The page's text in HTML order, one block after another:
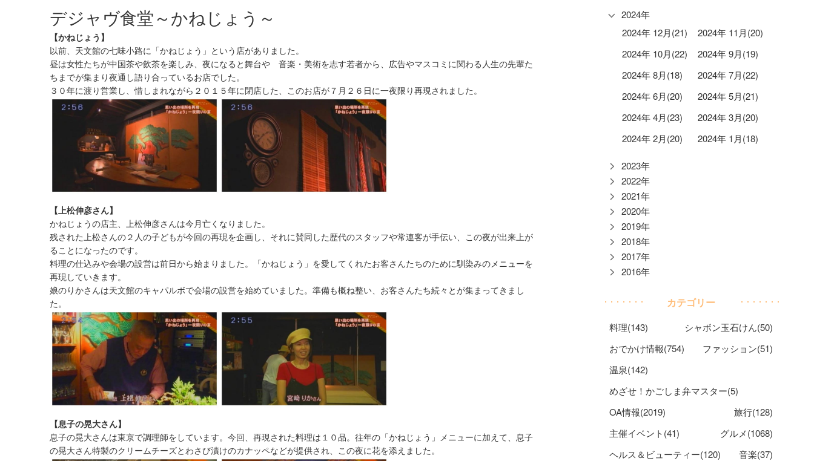
デジャヴ食堂～かねじょう～
【かねじょう】
以前、天文館の七味小路に「かねじょう」という店がありました。
昼は女性たちが中国茶や飲茶を楽しみ、夜になると舞台や 音楽・美術を志す若者から、広告やマスコミに関わる人生の先輩た
ちまでが集まり夜通し語り合っているお店でした。
３０年に渡り営業し、惜しまれながら２０１５年に閉店した、このお店が７月２６日に一夜限り再現されました。
【上松伸彦さん】
かねじょうの店主、上松伸彦さんは今月亡くなりました。
残された上松さんの２人の子どもが今回の再現を企画し、それに賛同した歴代のスタッフや常連客が手伝い、この夜が出来上が
ることになったのです。
料理の仕込みや会場の設営は前日から始まりました。「かねじょう」を愛してくれたお客さんたちのために馴染みのメニューを
再現していきます。
娘のりかさんは天文館のキャパルボで会場の設営を始めていました。準備も概ね整い、お客さんたち続々とが集まってきまし
た。
【息子の晃大さん】
息子の晃大さんは東京で調理師をしています。今回、再現された料理は１０品。往年の「かねじょう」メニューに加えて、息子
の晃大さん特製のクリームチーズとわさび漬けのカナッペなどが提供され、この夜に花を添えました。
2024年
2024年 12月(21)
2024年 11月(20)
2024年 10月(22)
2024年 9月(19)
2024年 8月(18)
2024年 7月(22)
2024年 6月(20)
2024年 5月(21)
2024年 4月(23)
2024年 3月(20)
2024年 2月(20)
2024年 1月(18)
2023年
2022年
2021年
2020年
2019年
2018年
2017年
2016年
カテゴリー
料理(143)
シャボン玉石けん(50)
おでかけ情報(754)
ファッション(51)
温泉(142)
めざせ！かごしま弁マスター(5)
OA情報(2019)
旅行(128)
主催イベント(41)
グルメ(1068)
ヘルス＆ビューティー(120)
音楽(37)